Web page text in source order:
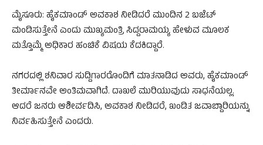
ಮೈಸೂರು: ಹೈಕಮಾಂಡ್ ಅವಕಾಶ ನೀಡಿದರೆ ಮುಂದಿನ 2 ಬಜೆಟ್
ಮಂಡಿಸುತ್ತೇನೆ ಎಂದು ಮುಖ್ಯಮಂತ್ರಿ ಸಿದ್ದರಾಮಯ್ಯ ಹೇಳುವ ಮೂಲಕ
ಮತ್ತೊಮ್ಮೆ ಅಧಿಕಾರ ಹಂಚಿಕೆ ವಿಷಯ ಕೆದಕಿದ್ದಾರೆ.
ನಗರದಲ್ಲಿ ಶನಿವಾರ ಸುದ್ದಿಗಾರರೊಂದಿಗೆ ಮಾತನಾಡಿದ ಅವರು, ಹೈಕಮಾಂಡ್
ತೀರ್ಮಾನವೇ ಅಂತಿಮವಾಗಿದೆ. ದಾಖಲೆ ಮುರಿಯುವುದು ಸಾಧನೆಯಲ್ಲ.
ಆದರೆ ಜನರು ಆಶೀರ್ವದಿಸಿ, ಅವಕಾಶ ನೀಡಿದರೆ, ಖಂಡಿತ ಜವಾಬ್ದಾರಿಯನ್ನು
ನಿರ್ವಹಿಸುತ್ತೇನೆ ಎಂದರು.